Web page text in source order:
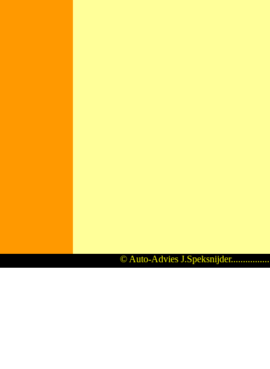
© Auto-Advies